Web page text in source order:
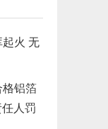
火 无
铝箔
人罚